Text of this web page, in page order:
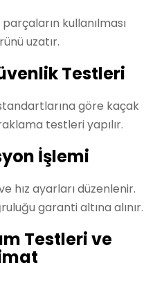
kullanılması
uzatır.
Testleri
göre kaçak
testleri yapılır.
İşlemi
hız ayarları düzenlenir.
garanti altına alınır.
Testleri ve